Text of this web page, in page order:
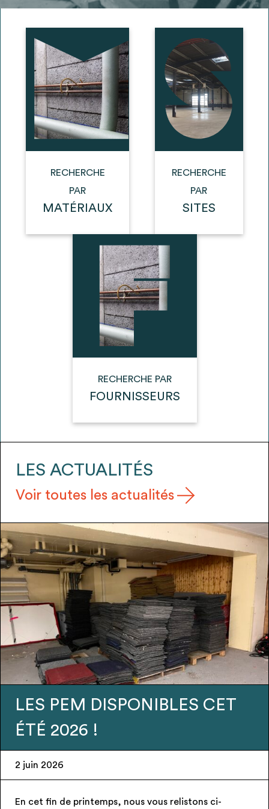
4
Ajouter les matériaux intéressants à "ma
Transmettre sa liste de manifestation
d'intérêt pour les matériaux
sélectionnés
3
Exporter sa liste et ses fiches produits
pour l’utiliser comme un outil d’aide à la
Être recontacté afin d’obtenir plus de
renseignements sur les modalités et
stratégies de récupérations
envisageables
* Attention, l’ajout des matériaux à sa liste et son envoi ne
vaut aucunement réservation.
RECHERCHE
PAR
MATÉRIAUX
RECHERCHE
PAR
SITES
RECHERCHE PAR
FOURNISSEURS
LES ACTUALITÉS
Voir toutes les actualités
CET
relistons ci-
Urgence –
– Espace public – Candélabres